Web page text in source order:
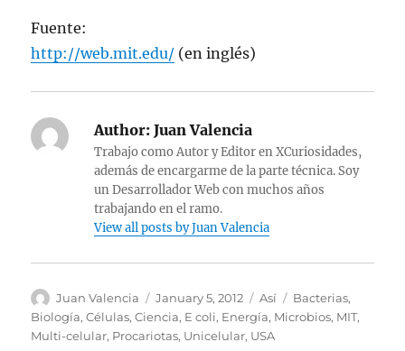
Fuente:
http://web.mit.edu/ (en inglés)
Author: Juan Valencia
Trabajo como Autor y Editor en XCuriosidades,
además de encargarme de la parte técnica. Soy
un Desarrollador Web con muchos años
trabajando en el ramo.
View all posts by Juan Valencia
Author
Juan Valencia
Posted
on
January 5, 2012 Categories
Así Tags
Bacterias,
Biología,Células,Ciencia, E coli, Energía, Microbios, MIT,
Multi-celular, Procariotas, Unicelular, USA